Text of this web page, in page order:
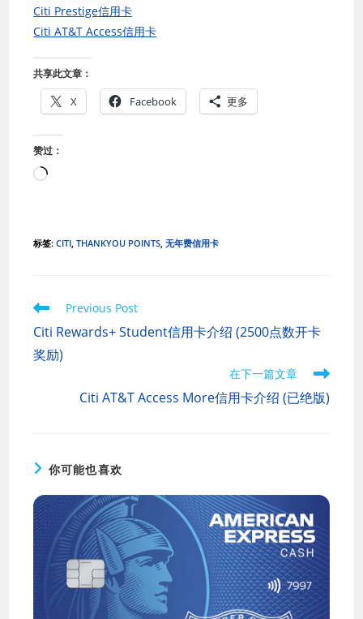
Citi Prestige信用卡
Citi AT&T Access信用卡
共享此文章：
X Facebook 更多
赞过：
正
载…
标签:CITI, THANKYOU POINTS, 无年费信用卡
Read
articles
Previous Post
Citi Rewards+ Student信用卡介绍 (2500点数开卡
奖励)
在下一篇文章
Citi AT&T Access More信用卡介绍 (已绝版)
你可能也喜欢